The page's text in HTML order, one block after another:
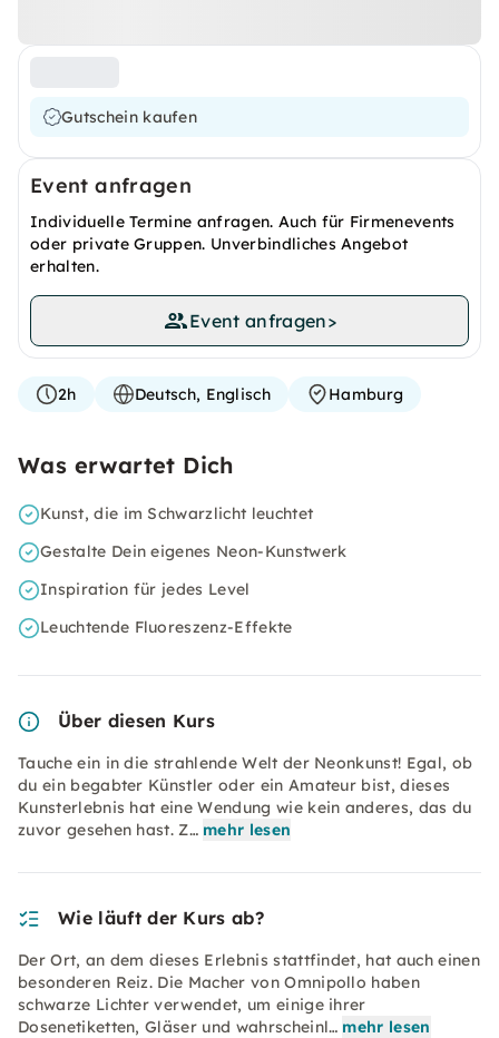
Gutschein kaufen
Event anfragen
Individuelle Termine anfragen. Auch für Firmenevents
oder private Gruppen. Unverbindliches Angebot
erhalten.
Event anfragen>
2h Deutsch, Englisch Hamburg
Was erwartet Dich
Kunst, die im Schwarzlicht leuchtet
Gestalte Dein eigenes Neon-Kunstwerk
Inspiration für jedes Level
Leuchtende Fluoreszenz-Effekte
Über diesen Kurs
Tauche ein in die strahlende Welt der Neonkunst! Egal, ob
du ein begabter Künstler oder ein Amateur bist, dieses
Kunsterlebnis hat eine Wendung wie kein anderes, das du
zuvor gesehen hast. Z… mehr lesen
Wie läuft der Kurs ab?
Der Ort, an dem dieses Erlebnis stattfindet, hat auch einen
besonderen Reiz. Die Macher von Omnipollo haben
schwarze Lichter verwendet, um einige ihrer
Dosenetiketten, Gläser und wahrscheinl… mehr lesen